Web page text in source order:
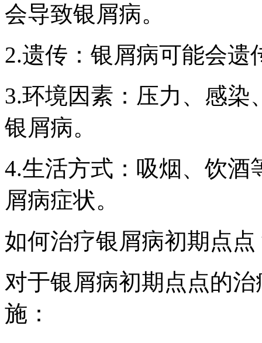
会导致银屑病。
2.遗传：银屑病可能会遗
3.环境因素：压力、感
银屑病。
4.生活方式：吸烟、饮酒
屑病症状。
如何治疗银屑病初期点点
对于银屑病初期点点的
施：